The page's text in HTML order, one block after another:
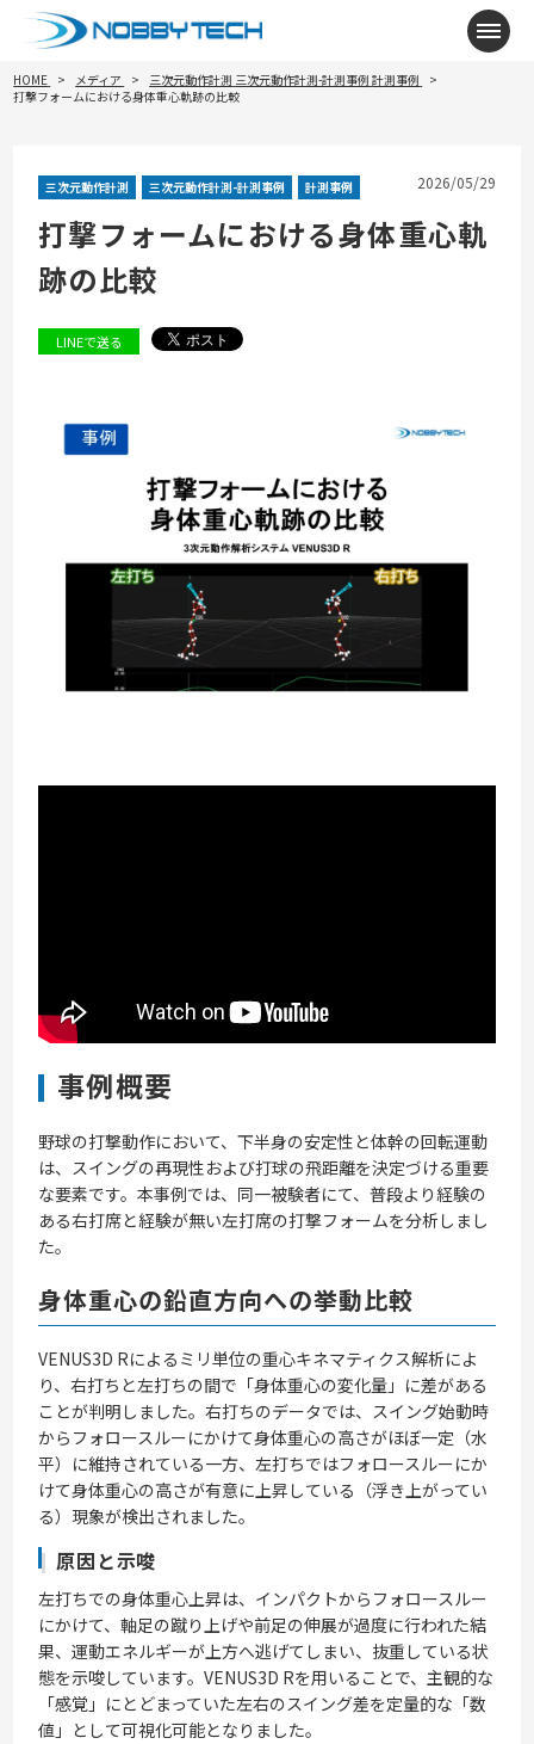
メニ
HOME メディア 三次元動作計測 三次元動作計測-計測事例 計測事例
打撃フォームにおける身体重心軌跡の比較
三次元動作計測 三次元動作計測-計測事例 計測事例 2026/05/29
打撃フォームにおける身体重心軌
跡の比較
LINEで送る
事例概要
野球の打撃動作において、下半身の安定性と体幹の回転運動
は、スイングの再現性および打球の飛距離を決定づける重要
な要素です。本事例では、同一被験者にて、普段より経験の
ある右打席と経験が無い左打席の打撃フォームを分析しまし
た。
身体重心の鉛直方向への挙動比較
VENUS3D Rによるミリ単位の重心キネマティクス解析によ
り、右打ちと左打ちの間で「身体重心の変化量」に差がある
ことが判明しました。右打ちのデータでは、スイング始動時
からフォロースルーにかけて身体重心の高さがほぼ一定（水
平）に維持されている一方、左打ちではフォロースルーにか
けて身体重心の高さが有意に上昇している（浮き上がってい
る）現象が検出されました。
原因と示唆
左打ちでの身体重心上昇は、インパクトからフォロースルー
にかけて、軸足の蹴り上げや前足の伸展が過度に行われた結
果、運動エネルギーが上方へ逃げてしまい、抜重している状
態を示唆しています。VENUS3D Rを用いることで、主観的な
「感覚」にとどまっていた左右のスイング差を定量的な「数
値」として可視化可能となりました。